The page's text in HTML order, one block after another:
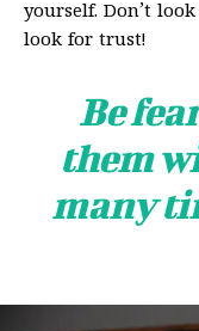
yourself. Don’t
look for trust!
Be
them
many